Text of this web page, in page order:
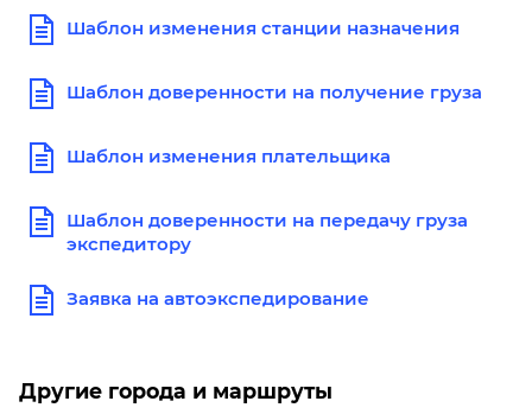
Шаблон изменения станции назначения
Шаблон доверенности на получение груза
Шаблон изменения плательщика
Шаблон доверенности на передачу груза
экспедитору
Заявка на автоэкспедирование
Другие города и маршруты